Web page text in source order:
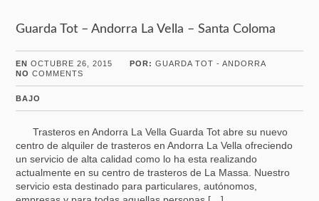
Guarda Tot – Andorra La Vella – Santa Coloma
EN OCTUBRE 26, 2015 POR:GUARDA TOT - ANDORRA
NO COMMENTS
BAJO
Trasteros en Andorra La Vella Guarda Tot abre su nuevo
centro de alquiler de trasteros en Andorra La Vella ofreciendo
un servicio de alta calidad como lo ha esta realizando
actualmente en su centro de trasteros de La Massa. Nuestro
servicio esta destinado para particulares, autónomos,